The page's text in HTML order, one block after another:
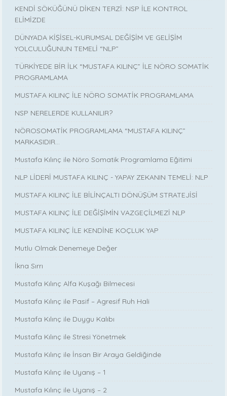
KENDİ SÖKÜĞÜNÜ DİKEN TERZİ: NSP İLE KONTROL
ELİMİZDE
DÜNYADA KİŞİSEL-KURUMSAL DEĞİŞİM VE GELİŞİM
YOLCULUĞUNUN TEMELİ “NLP”
TÜRKİYEDE BİR İLK “MUSTAFA KILINÇ” İLE NÖRO SOMATİK
PROGRAMLAMA
MUSTAFA KILINÇ İLE NÖRO SOMATİK PROGRAMLAMA
NSP NERELERDE KULLANILIR?
NÖROSOMATİK PROGRAMLAMA “MUSTAFA KILINÇ”
MARKASIDIR…
Mustafa Kılınç ile Nöro Somatik Programlama Eğitimi
NLP LİDERİ MUSTAFA KILINÇ - YAPAY ZEKANIN TEMELİ: NLP
MUSTAFA KILINÇ İLE BİLİNÇALTI DÖNÜŞÜM STRATEJİSİ
MUSTAFA KILINÇ İLE DEĞİŞİMİN VAZGEÇİLMEZİ NLP
MUSTAFA KILINÇ İLE KENDİNE KOÇLUK YAP
Mutlu Olmak Denemeye Değer
İkna Sırrı
Mustafa Kılınç Alfa Kuşağı Bilmecesi
Mustafa Kılınç ile Pasif – Agresif Ruh Hali
Mustafa Kılınç ile Duygu Kalıbı
Mustafa Kılınç ile Stresi Yönetmek
Mustafa Kılınç ile İnsan Bir Araya Geldiğinde
Mustafa Kılınç ile Uyanış – 1
Mustafa Kılınç ile Uyanış – 2